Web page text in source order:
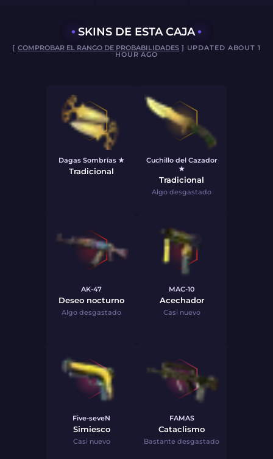
SKINS DE ESTA CAJA
[ COMPROBAR EL RANGO DE PROBABILIDADES] UPDATED ABOUT 1
HOUR AGO
Dagas Sombrías ★
Tradicional
Cuchillo del Cazador
★
Tradicional
Algo desgastado
AK-47
Deseo nocturno
Algo desgastado
MAC-10
Acechador
Casi nuevo
Five-seveN
Simiesco
Casi nuevo
FAMAS
Cataclismo
Bastante desgastado